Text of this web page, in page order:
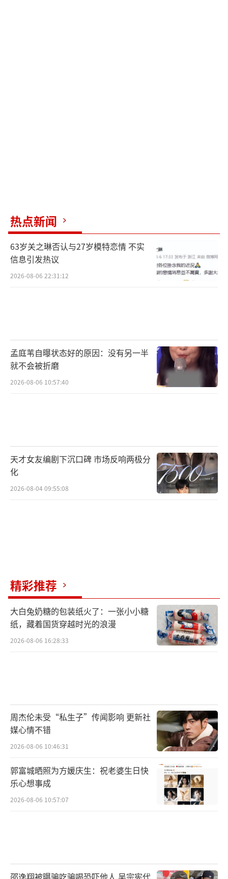
热点新闻
63岁关之琳否认与27岁模特恋情 不实
信息引发热议
2026-08-06 22:31:12
孟庭苇自曝状态好的原因：没有另一半
就不会被折磨
2026-08-06 10:57:40
天才女友编剧下沉口碑 市场反响两极分
化
2026-08-04 09:55:08
精彩推荐
大白兔奶糖的包装纸火了：一张小小糖
纸，藏着国货穿越时光的浪漫
2026-08-06 16:28:33
周杰伦未受“私生子”传闻影响 更新社
媒心情不错
2026-08-06 10:46:31
郭富城晒照为方媛庆生：祝老婆生日快
乐心想事成
2026-08-06 10:57:07
邵逸翔被曝骗吃骗喝恐吓他人 吴宗宪代